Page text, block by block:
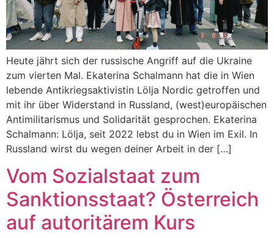
Heute jährt sich der russische Angriff auf die Ukraine
zum vierten Mal. Ekaterina Schalmann hat die in Wien
lebende Antikriegsaktivistin Lölja Nordic getroffen und
mit ihr über Widerstand in Russland, (west)europäischen
Antimilitarismus und Solidarität gesprochen. Ekaterina
Schalmann: Lölja, seit 2022 lebst du in Wien im Exil. In
Russland wirst du wegen deiner Arbeit in der […]
Vom Sozialstaat zum
Sanktionsstaat? Österreich
auf autoritärem Kurs